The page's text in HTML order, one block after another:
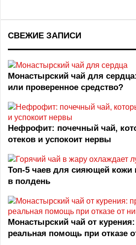
СВЕЖИЕ ЗАПИСИ
Монастырский чай для
или проверенное средство?
Нефрофит: почечный чай,
отеков и успокоит нервы
Топ‑5 чаев для сияющей
в полдень
Монастырский чай от
реальная помощь при отказе